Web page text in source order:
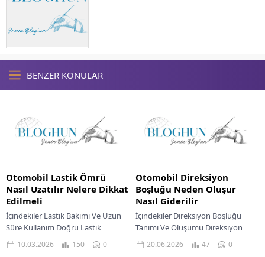
BENZER KONULAR
Otomobil Lastik Ömrü
Nasıl Uzatılır Nelere Dikkat
Edilmeli
İçindekiler Lastik Bakımı Ve Uzun
Süre Kullanım Doğru Lastik
Basıncının Önemi Lastik Rotasyonu
Ve Dengeleme Sürüş
10.03.2026 150 0
Otomobil Direksiyon
Boşluğu Neden Oluşur
Nasıl Giderilir
İçindekiler Direksiyon Boşluğu
Tanımı Ve Oluşumu Direksiyon
Sisteminde Boşluğa Yol Açan Temel
Bileşenler Direksiyon Boşluğunun
20.06.2026 47 0